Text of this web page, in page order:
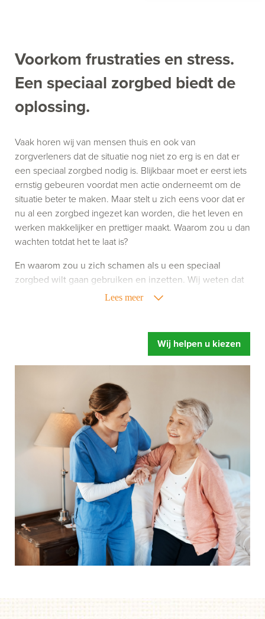
Voorkom frustraties en stress.
Een speciaal zorgbed biedt de
oplossing.
Vaak horen wij van mensen thuis en ook van
zorgverleners dat de situatie nog niet zo erg is en dat er
een speciaal zorgbed nodig is. Blijkbaar moet er eerst iets
ernstig gebeuren voordat men actie onderneemt om de
situatie beter te maken. Maar stelt u zich eens voor dat er
nu al een zorgbed ingezet kan worden, die het leven en
werken makkelijker en prettiger maakt. Waarom zou u dan
wachten totdat het te laat is?
Lees meer
En waarom zou u zich schamen als u een speciaal
zorgbed wilt gaan gebruiken en inzetten. Wij weten dat
het gebruik van zorghulpmiddelen niet altijd leuk is,
zorgbed doet, maar richt u vooral op wat een speciaal
zorgbed u oplevert. Meer ontspanning, u voelt zich fitter
en een betere begeleiding.
Mensen hebben snel de neiging om te zeggen dat hun
bed wel prima is.
Of dat de instelling al over eigen
zorgbedden beschikt. Gelukkig maar zeggen wij dan,
maar legt u zich er niet te snel bij neer als uw situatie net
even anders is. Een speciaal zorgbed gaat namelijk veel
verder dan een standaard bed. Het bed is zo ingesteld dat
het kan draaien, kantelen en rechtop kan staan.
Afgestemd op de behoefte van het moment, zodat het de
zorghandelingen makkelijker en prettiger maakt. Dus start
uw aanvraag en wij helpen u op weg. Zonder dat iets
moet en zonder directe verplichtingen.
Als u er over nadenkt om een speciaal zorgbed te gaan
zorgbed langer thuis kunnen blijven wonen. De
Wij helpen u kiezen